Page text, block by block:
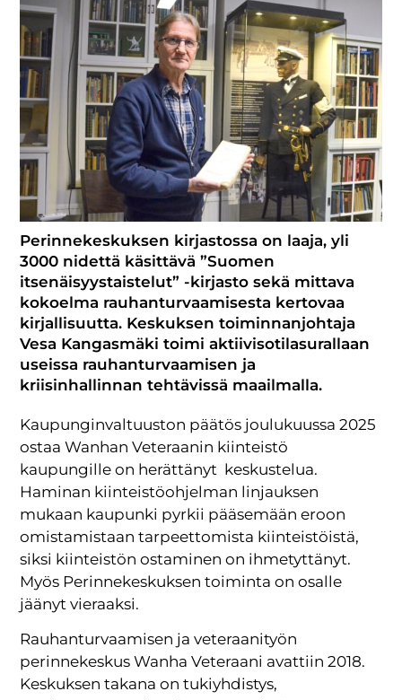
Perinnekeskuksen kirjastossa on laaja, yli
3000 nidettä käsittävä ”Suomen
itsenäisyystaistelut” -kirjasto sekä mittava
kokoelma rauhanturvaamisesta kertovaa
kirjallisuutta. Keskuksen toiminnanjohtaja
Vesa Kangasmäki toimi aktiivisotilasurallaan
useissa rauhanturvaamisen ja
kriisinhallinnan tehtävissä maailmalla.
Kaupunginvaltuuston päätös joulukuussa 2025
ostaa Wanhan Veteraanin kiinteistö
kaupungille on herättänyt keskustelua.
Haminan kiinteistöohjelman linjauksen
mukaan kaupunki pyrkii pääsemään eroon
omistamistaan tarpeettomista kiinteistöistä,
siksi kiinteistön ostaminen on ihmetyttänyt.
Myös Perinnekeskuksen toiminta on osalle
jäänyt vieraaksi.
Rauhanturvaamisen ja veteraanityön
perinnekeskus Wanha Veteraani avattiin 2018.
Keskuksen takana on tukiyhdistys,